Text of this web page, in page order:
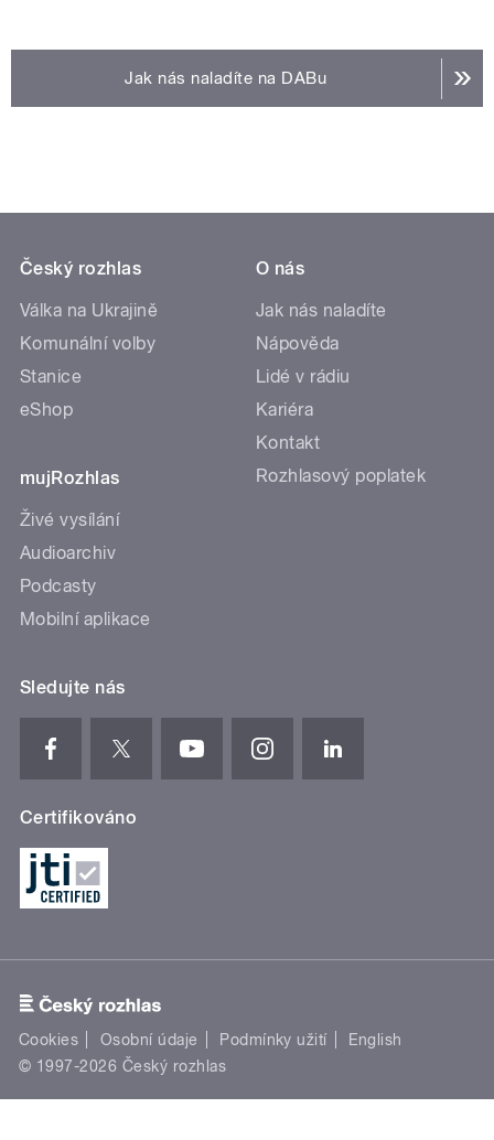
Jak nás naladíte na DABu
Český rozhlas
Válka na Ukrajině
Komunální volby
Stanice
eShop
mujRozhlas
Živé vysílání
Audioarchiv
Podcasty
Mobilní aplikace
O nás
Jak nás naladíte
Nápověda
Lidé v rádiu
Kariéra
Kontakt
Rozhlasový poplatek
Sledujte nás
Certifikováno
Cookies Osobní údaje Podmínky užití
English
© 1997-2026 Český rozhlas